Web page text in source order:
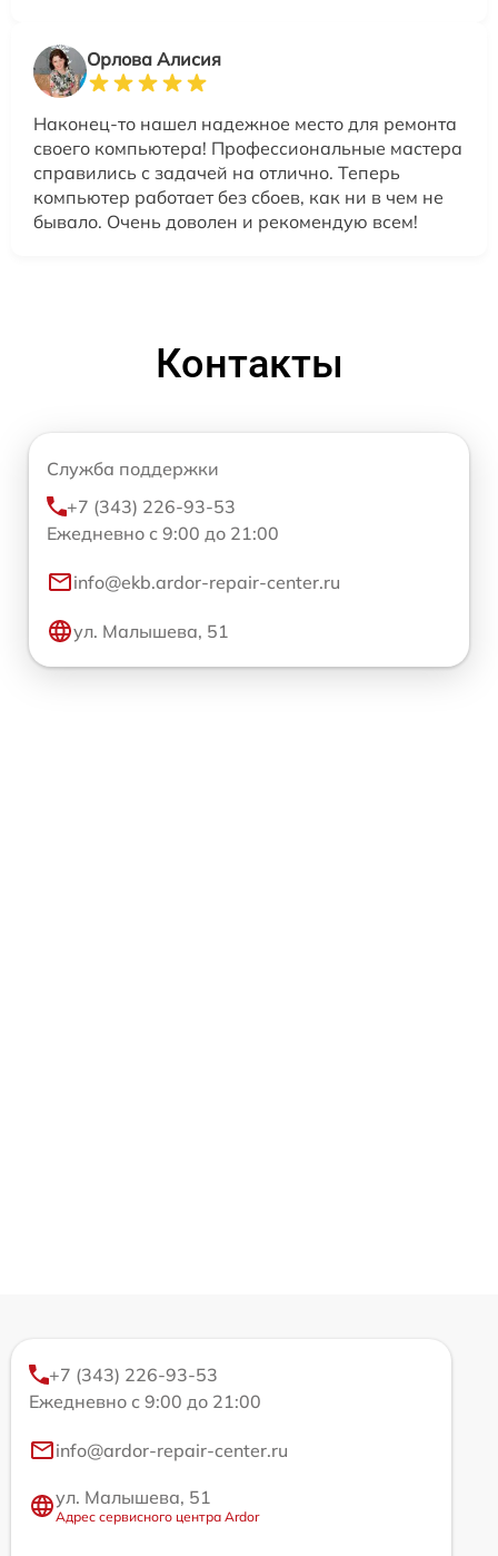
Орлова Алисия
Наконец-то нашел надежное место для ремонта
своего компьютера! Профессиональные мастера
справились с задачей на отлично. Теперь
компьютер работает без сбоев, как ни в чем не
бывало. Очень доволен и рекомендую всем!
Контакты
Служба поддержки
+7 (343) 226-93-53
Ежедневно с 9:00 до 21:00
info@ekb.ardor-repair-center.ru
ул. Малышева, 51
+7 (343) 226-93-53
Ежедневно с 9:00 до 21:00
info@ardor-repair-center.ru
ул. Малышева, 51
Адрес сервисного центра Ardor